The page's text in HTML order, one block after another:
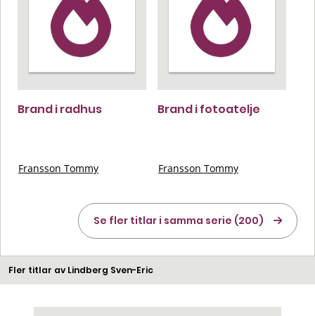
Brand i radhus
Fransson Tommy
Brand i fotoatelje
Fransson Tommy
Se fler titlar i samma serie (200)
Fler titlar av Lindberg Sven-Eric